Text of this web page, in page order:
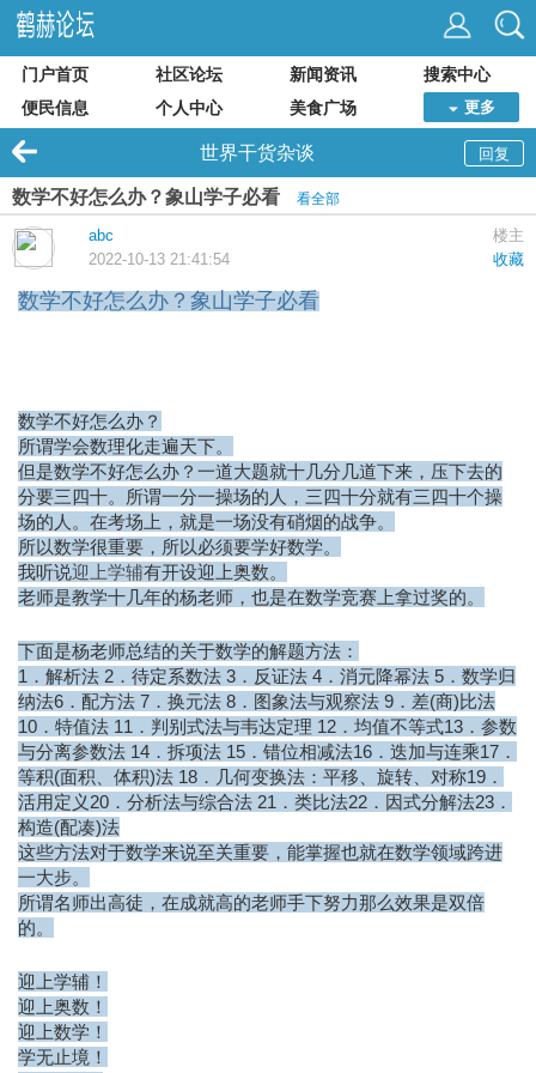
门户首页 社区论坛 新闻资讯
搜索中心
便民信息
个人中心 美食广场 更多
回复
世界干货杂谈
数学不好怎么办？象山学子必看 看全部
楼主
abc
收藏
2022-10-13 21:41:54
数学不好怎么办？象山学子必看
数学不好怎么办？
所谓学会数理化走遍天下。
但是数学不好怎么办？一道大题就十几分几道下来，压下去的
分要三四十。所谓一分一操场的人，三四十分就有三四十个操
场的人。在考场上，就是一场没有硝烟的战争。
所以数学很重要，所以必须要学好数学。
我听说迎上学辅有开设迎上奥数。
老师是教学十几年的杨老师，也是在数学竞赛上拿过奖的。
下面是杨老师总结的关于数学的解题方法：
1．解析法 2．待定系数法 3．反证法 4．消元降幂法 5．数学归
纳法6．配方法 7．换元法 8．图象法与观察法 9．差(商)比法
10．特值法 11．判别式法与韦达定理 12．均值不等式13．参数
与分离参数法 14．拆项法 15．错位相减法16．迭加与连乘17．
等积(面积、体积)法 18．几何变换法：平移、旋转、对称19．
活用定义20．分析法与综合法 21．类比法22．因式分解法23．
构造(配凑)法
这些方法对于数学来说至关重要，能掌握也就在数学领域跨进
一大步。
所谓名师出高徒，在成就高的老师手下努力那么效果是双倍
的。
迎上学辅！
迎上奥数！
迎上数学！
学无止境！